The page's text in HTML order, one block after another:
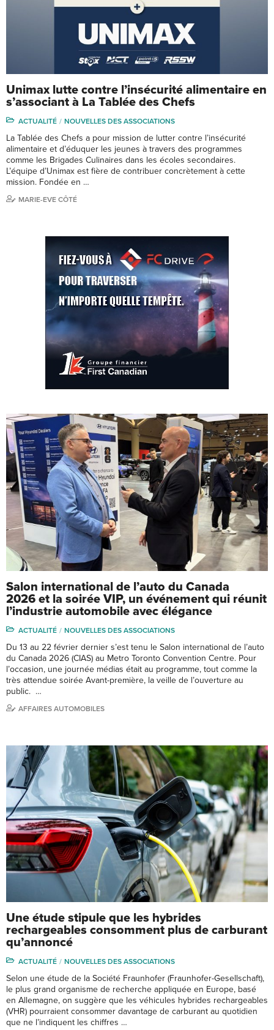
Unimax lutte contre l’insécurité alimentaire en
s’associant à La Tablée des Chefs
ACTUALITÉ NOUVELLES DES ASSOCIATIONS
La Tablée des Chefs a pour mission de lutter contre l’insécurité
alimentaire et d’éduquer les jeunes à travers des programmes
comme les Brigades Culinaires dans les écoles secondaires.
L’équipe d’Unimax est fière de contribuer concrètement à cette
mission. Fondée en …
MARIE-EVE CÔTÉ
Salon international de l’auto du Canada
2026 et la soirée VIP, un événement qui réunit
l’industrie automobile avec élégance
ACTUALITÉ NOUVELLES DES ASSOCIATIONS
Du 13 au 22 février dernier s’est tenu le Salon international de l’auto
du Canada 2026 (CIAS) au Metro Toronto Convention Centre. Pour
l’occasion, une journée médias était au programme, tout comme la
très attendue soirée Avant-première, la veille de l’ouverture au
public. …
AFFAIRES AUTOMOBILES
Une étude stipule que les hybrides
rechargeables consomment plus de carburant
qu’annoncé
ACTUALITÉ NOUVELLES DES ASSOCIATIONS
Selon une étude de la Société Fraunhofer (Fraunhofer-Gesellschaft),
le plus grand organisme de recherche appliquée en Europe, basé
en Allemagne, on suggère que les véhicules hybrides rechargeables
(VHR) pourraient consommer davantage de carburant au quotidien
que ne l’indiquent les chiffres …